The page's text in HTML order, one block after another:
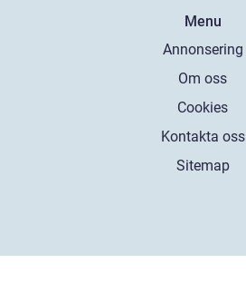
Menu
Annonsering
Om oss
Cookies
Kontakta oss
Sitemap